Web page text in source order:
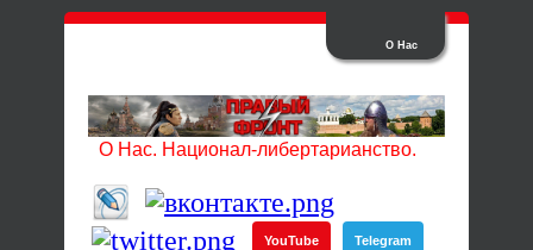
О Нас
О Нас. Национал-либертарианство.
YouTube Telegram